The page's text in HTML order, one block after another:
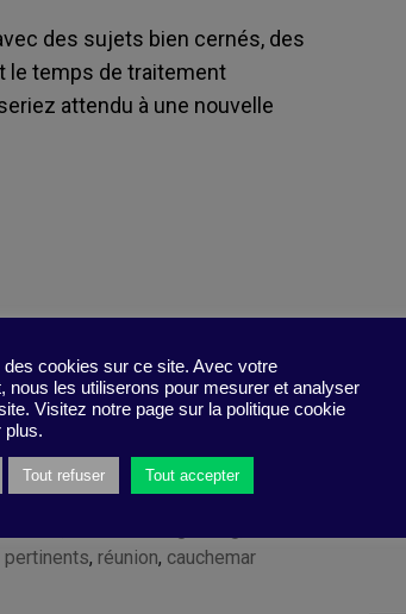
des sujets bien cernés, des
le temps de traitement
attendu à une nouvelle
Meetings»
,meeting,optimiser la performance
, réunion, cauchemar
des cookies sur ce site. Avec votre
nous les utiliserons pour mesurer et analyser
Visitez notre page sur la politique cookie
plus.
Tout refuser Tout accepter